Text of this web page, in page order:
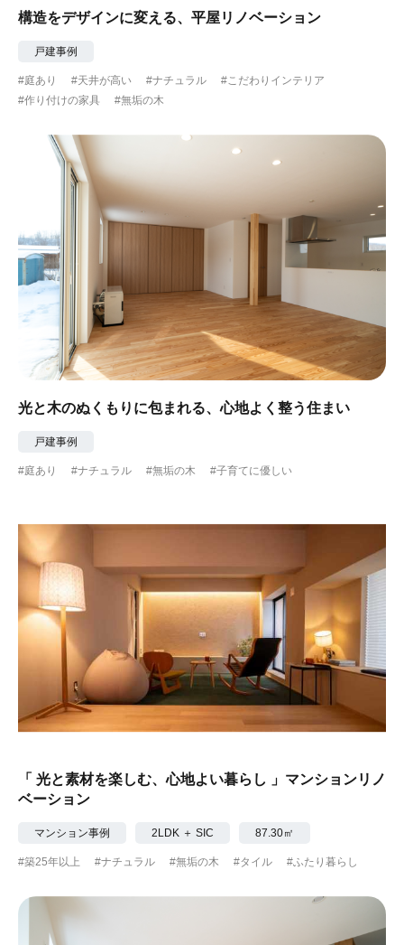
構造をデザインに変える、平屋リノベーション
戸建事例
#庭あり #天井が高い #ナチュラル
#こだわりインテリア
#作り付けの家具
#無垢の木
光と木のぬくもりに包まれる、心地よく整う住まい
戸建事例
#庭あり #ナチュラル #無垢の木 #子育てに優しい
「 光と素材を楽しむ、心地よい暮らし 」マンションリノ
ベーション
マンション事例 2LDK ＋ SIC 87.30㎡
#築25年以上 #ナチュラル #無垢の木 #タイル #ふたり暮らし